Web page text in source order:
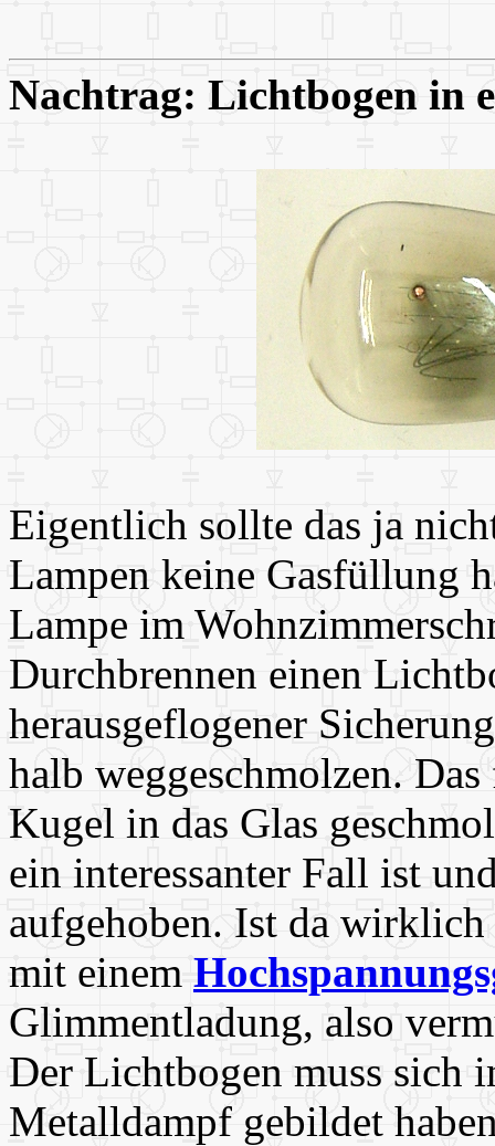
Nachtrag: Lichtbogen in
Eigentlich sollte das ja
Lampen keine Gasfüllung
Lampe im
Durchbrennen einen
herausgeflogener
halb weggeschmolzen.
Kugel in das Glas
ein interessanter Fall ist
aufgehoben. Ist da
mit einem
Glimmentladung, also
Der Lichtbogen muss sich
Metalldampf gebildet